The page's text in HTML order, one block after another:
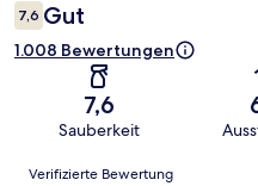
7,6 Gut
1.008 Bewertungen
7,6
Sauberkeit
Bewertungen
Verifizierte Bewertung